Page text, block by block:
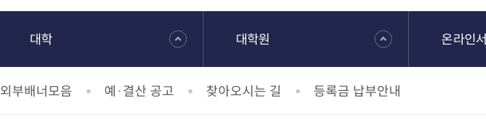
외부배너모음 예·결산 공고 찾아오시는 길 등록금 납부안내
대학 대학원 온라인